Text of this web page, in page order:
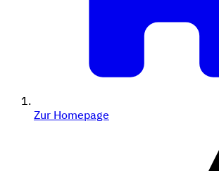
Zur Homepage